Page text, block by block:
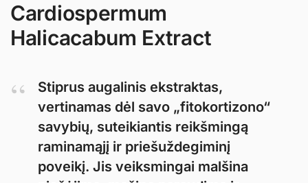
Cardiospermum
Halicacabum Extract
Stiprus augalinis ekstraktas,
vertinamas dėl savo „fitokortizono“
savybių, suteikiantis reikšmingą
raminamąjį ir priešuždegiminį
poveikį. Jis veiksmingai malšina